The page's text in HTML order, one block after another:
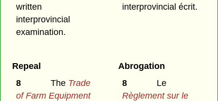
written
interprovincial
examination.
interprovincial écrit.
Repeal
8
The Trade
of Farm Equipment
Abrogation
8
Le
Règlement sur le